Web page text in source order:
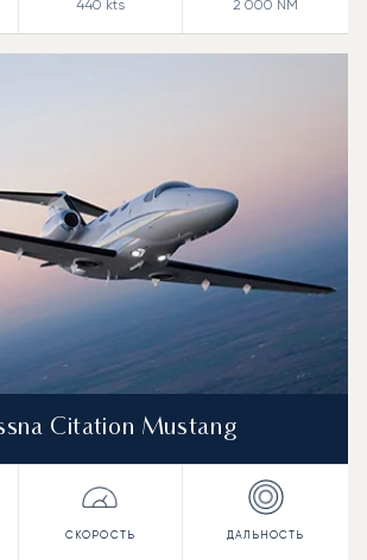
440 kts 2 000 NM
Citation Mustang